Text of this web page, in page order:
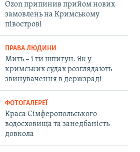
Ozon припинив прийом нових
замовлень на Кримському
півострові
ПРАВА ЛЮДИНИ
Мить – і ти шпигун. Як у
кримських судах розглядають
звинувачення в держзраді
ФОТОГАЛЕРЕЇ
Краса Сімферопольського
водосховища та занедбаність
довкола